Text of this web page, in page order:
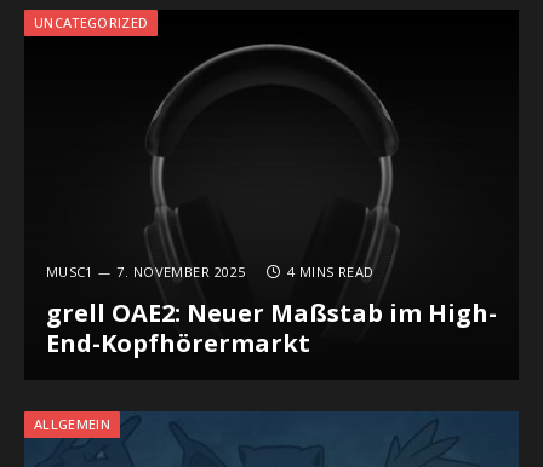
UNCATEGORIZED
MUSC1 7. NOVEMBER 2025 4 MINS READ
grell OAE2: Neuer Maßstab im High-
End-Kopfhörermarkt
ALLGEMEIN